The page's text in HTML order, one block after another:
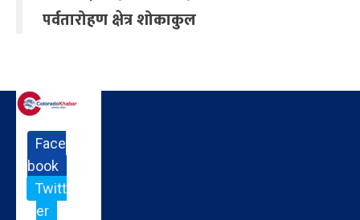
पर्वतारोहण क्षेत्र शोकाकुल
Face
book
Twitt
er